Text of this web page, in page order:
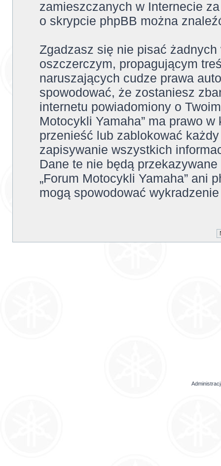
zamieszczanych w Internecie
o skrypcie phpBB można
Zgadzasz się nie pisać
oszczerczym, propagującym
naruszających cudze prawa
spowodować, że zostaniesz
internetu powiadomiony o
Motocykli Yamaha” ma prawo
przenieść lub zablokować
zapisywanie wszystkich
Dane te nie będą
„Forum Motocykli Yamaha” ani
mogą spowodować